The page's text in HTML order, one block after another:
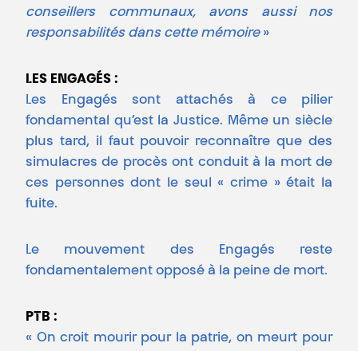
conseillers communaux, avons aussi nos
responsabilités dans cette mémoire»
LES ENGAGÉS :
Les Engagés sont attachés à ce pilier
fondamental qu’est la Justice. Même un siècle
plus tard, il faut pouvoir reconnaître que des
simulacres de procès ont conduit à la mort de
ces personnes dont le seul « crime » était la
fuite.
Le mouvement des Engagés reste
fondamentalement opposé à la peine de mort.
PTB :
« On croit mourir pour la patrie, on meurt pour